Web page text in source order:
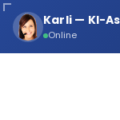
Karli — KI-
Online